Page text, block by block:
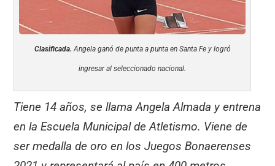
Clasificada. Angela ganó de punta a punta en Santa Fe y logró
ingresar al seleccionado nacional.
Tiene 14 años, se llama Angela Almada y entrena
en la Escuela Municipal de Atletismo. Viene de
ser medalla de oro en los Juegos Bonaerenses